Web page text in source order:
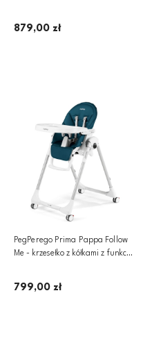
879,00 zł
PegPerego Prima Pappa Follow
Me - krzesełko z kółkami z funkcją
799,00 zł